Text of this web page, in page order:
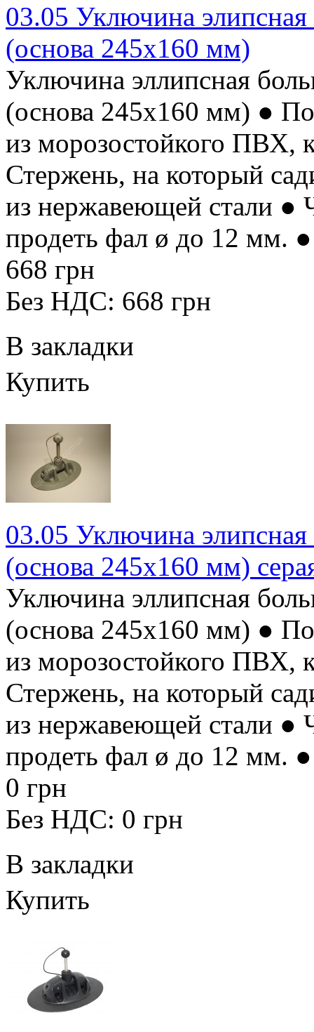
03.05 Уключина
(основа 245х160 мм)
Уключина эллипсная
(основа 245х160 мм) ●
из морозостойкого ПВХ,
Стержень, на который
из нержавеющей стали ●
продеть фал ø до 12 мм.
668 грн
Без НДС: 668 грн
В закладки
Купить
03.05 Уключина
(основа 245х160 мм)
Уключина эллипсная
(основа 245х160 мм) ●
из морозостойкого ПВХ,
Стержень, на который
из нержавеющей стали ●
продеть фал ø до 12 мм.
0 грн
Без НДС: 0 грн
В закладки
Купить